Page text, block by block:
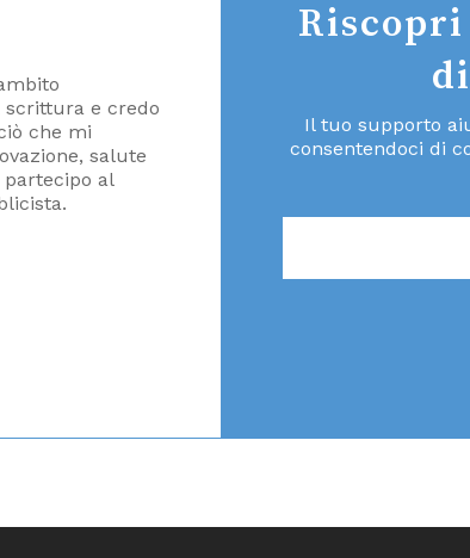
scrittura e credo
che mi
salute
partecipo al
Il tuo supporto
consentendoci di